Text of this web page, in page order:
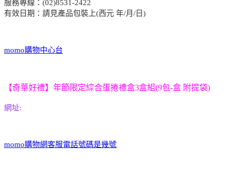
服務專線：(02)8531-2422
有效日期：請見產品包裝上(西元 年/月/日)
momo購物中心台
【奇華好禮】年節限定綜合蛋捲禮盒3盒組(9包-盒 附提袋)
網址:
momo購物網客服電話號碼是幾號